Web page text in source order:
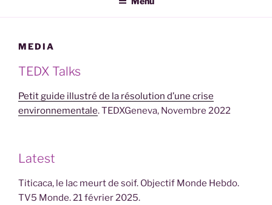
MEDIA
TEDX Talks
Petit guide illustré de la résolution d’une crise
environnementale. TEDXGeneva, Novembre 2022
Latest
Titicaca, le lac meurt de soif. Objectif Monde Hebdo.
TV5 Monde. 21 février 2025.